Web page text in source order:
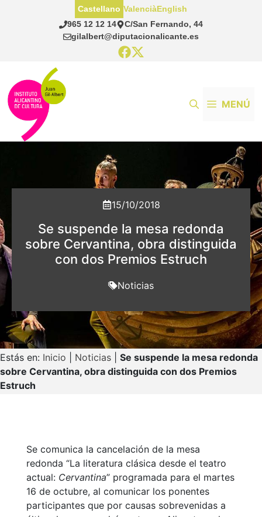
965 12 12 14
C/San Fernando, 44
gilalbert@diputacionalicante.es
Castellano ValenciàEnglish
MENÚ
15/10/2018
Se suspende la mesa redonda
sobre Cervantina, obra distinguida
con dos Premios Estruch
Noticias
Estás en: Inicio Noticias
Se suspende la mesa redonda
sobre Cervantina, obra distinguida con dos Premios
Estruch
Se comunica la cancelación de la mesa
redonda “La literatura clásica desde el teatro
actual: Cervantina” programada para el martes
16 de octubre, al comunicar los ponentes
participantes que por causas sobrevenidas a